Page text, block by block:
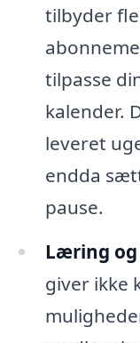
tilbyder
tilpasse
kalender.
leveret
endda
pause.
Læring
giver ikke